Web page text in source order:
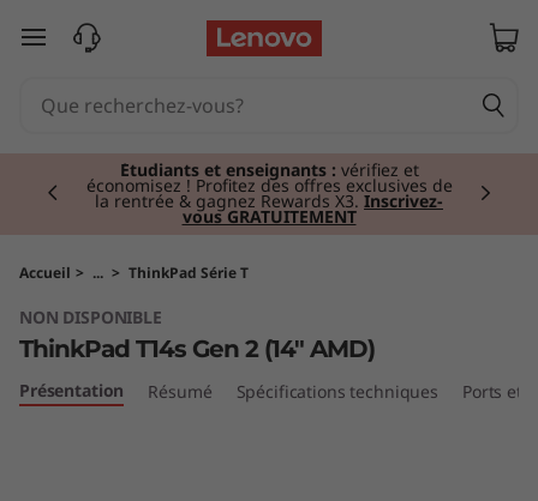
T
P
a
d
passer au contenu principal
Étudiants et enseignants : vérifiez et
économisez ! Profitez des offres exclusives de
la rentrée & gagnez Rewards X3. Inscrivez-
vous GRATUITEMENT
Currently displaying item 2 of 3
Accueil > ... > ThinkPad Série T
NON DISPONIBLE
ThinkPad T14s Gen 2 (14" AMD)
Présentation Résumé Spécifications techniques Ports et